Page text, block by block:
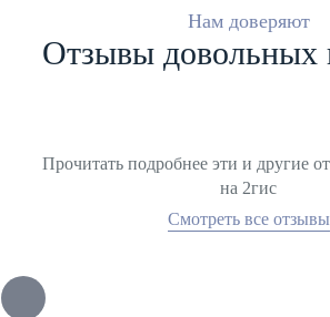
Нам доверяют
Отзывы довольных
Прочитать подробнее эти и другие
на 2гис
Смотреть все отзывы